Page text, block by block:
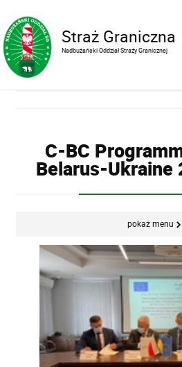
Straż Graniczna
Nadbużański Oddział Straży Granicznej
C-BC
Belarus-
pokaż menu